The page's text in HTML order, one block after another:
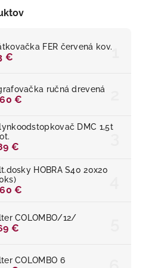
FER červená kov.
€
ručná drevená
€
DMC 1,5t
€
HOBRA S40 20x20
€
COLOMBO/12/
€
COLOMBO 6